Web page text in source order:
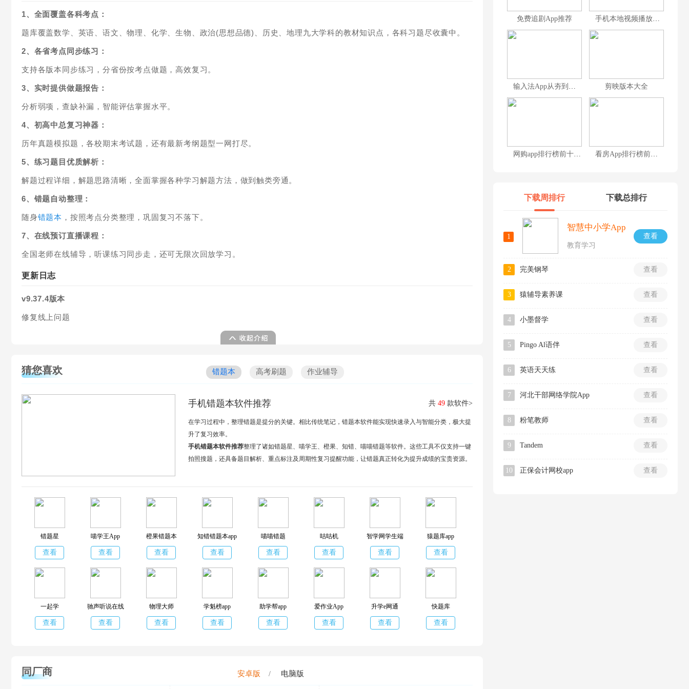
1、全面覆盖各科考点：
题库覆盖数学、英语、语文、物理、化学、生物、政治(思想品德)、历史、地理九大学科的教材知识点，各科习题尽收囊中。
2、各省考点同步练习：
支持各版本同步练习，分省份按考点做题，高效复习。
3、实时提供做题报告：
分析弱项，查缺补漏，智能评估掌握水平。
4、初高中总复习神器：
历年真题模拟题，各校期末考试题，还有最新考纲题型一网打尽。
5、练习题目优质解析：
解题过程详细，解题思路清晰，全面掌握各种学习解题方法，做到触类旁通。
6、错题自动整理：
随身错题本 ，按照考点分类整理，巩固复习不落下。
7、在线预订直播课程：
全国老师在线辅导，听课练习同步走，还可无限次回放学习。
更新日志
v9.37.4版本
修复线上问题
猜您喜欢 错题本 高考刷题 作业辅导
手机错题本软件推荐 共 49 款软件>
在学习过程中，整理错题是提分的关键。相比传统笔记，错题本软件能实现快速录入与智能分类，极大提
升了复习效率。
手机错题本软件推荐整理了诸如错题星、喵学王、橙果、知错、喵喵错题等软件。这些工具不仅支持一键
拍照搜题，还具备题目解析、重点标注及周期性复习提醒功能，让错题真正转化为提升成绩的宝贵资源。
错题星
查看
喵学王App
查看
橙果错题本
查看
知错错题本app
查看
喵喵错题
查看
咕咕机
查看
智学网学生端
查看
猿题库app
查看
一起学
查看
驰声听说在线
查看
物理大师
查看
学魁榜app
查看
助学帮app
查看
爱作业App
查看
升学e网通
查看
快题库
查看
同厂商 安卓版 / 电脑版
免费追剧App推荐 手机本地视频播放器合集
输入法App从夯到拉排名 剪映版本大全
网购app排行榜前十名 看房App排行榜前十名
下载周排行 下载总排行
1 查看
智慧中小学App
教育学习
2 查看
完美钢琴
3 查看
猿辅导素养课
4 查看
小墨督学
5 查看
Pingo Al语伴
6 查看
英语天天练
7 查看
河北干部网络学院App
8 查看
粉笔教师
9 查看
Tandem
10 查看
正保会计网校app